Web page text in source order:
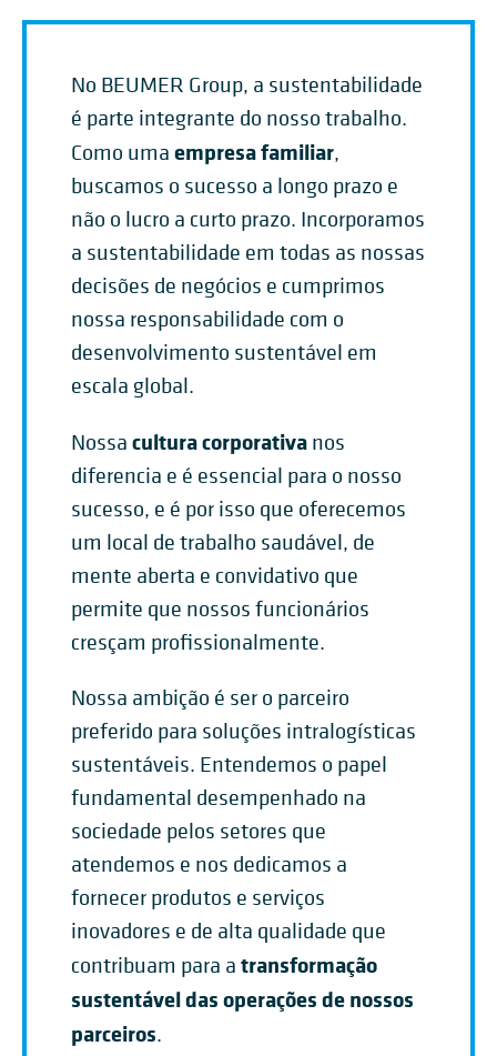
No BEUMER Group, a sustentabilidade
é parte integrante do nosso trabalho.
Como uma empresa familiar,
buscamos o sucesso a longo prazo e
não o lucro a curto prazo. Incorporamos
a sustentabilidade em todas as nossas
decisões de negócios e cumprimos
nossa responsabilidade com o
desenvolvimento sustentável em
escala global.
Nossa cultura corporativa nos
diferencia e é essencial para o nosso
sucesso, e é por isso que oferecemos
um local de trabalho saudável, de
mente aberta e convidativo que
permite que nossos funcionários
cresçam profissionalmente.
Nossa ambição é ser o parceiro
preferido para soluções intralogísticas
sustentáveis. Entendemos o papel
fundamental desempenhado na
sociedade pelos setores que
atendemos e nos dedicamos a
fornecer produtos e serviços
inovadores e de alta qualidade que
contribuam para a transformação
sustentável das operações de nossos
parceiros.